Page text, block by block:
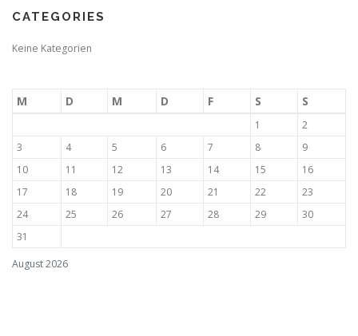
CATEGORIES
Keine Kategorien
August 2026
M D M D F S S
1
2
3
4 5 6 7 8
9
10
11 12 13 14 15
16
17
18 19 20 21 22
23
24
25 26 27 28 29
30
31